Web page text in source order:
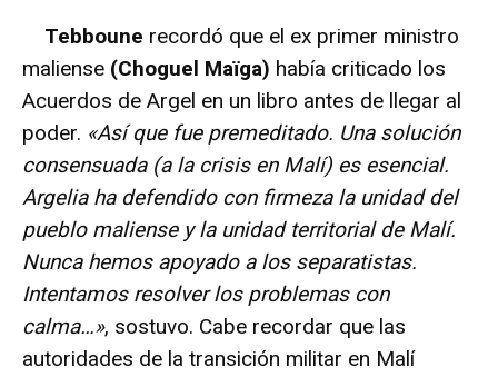
Tebboune recordó que el ex primer ministro
maliense (Choguel Maïga) había criticado los
Acuerdos de Argel en un libro antes de llegar al
poder. «Así que fue premeditado. Una solución
consensuada (a la crisis en Malí) es esencial.
Argelia ha defendido con firmeza la unidad del
pueblo maliense y la unidad territorial de Malí.
Nunca hemos apoyado a los separatistas.
Intentamos resolver los problemas con
calma…», sostuvo. Cabe recordar que las
autoridades de la transición militar en Malí